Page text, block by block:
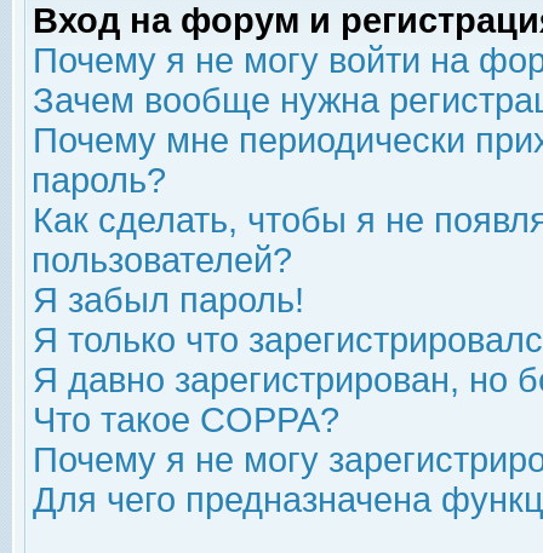
Вход на форум и
Почему я не могу войти на
Зачем вообще нужна
Почему мне периодически
пароль?
Как сделать, чтобы я не
пользователей?
Я забыл пароль!
Я только что
Я давно зарегистрирован, но
Что такое COPPA?
Почему я не могу
Для чего предназначена